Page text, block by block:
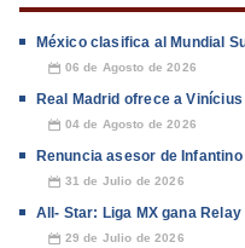
México clasifica al Mundial
📅 06 de Agosto de 2026
Real Madrid ofrece a
📅 04 de Agosto de 2026
Renuncia asesor de
📅 31 de Julio de 2026
All- Star: Liga MX gana
📅 29 de Julio de 2026